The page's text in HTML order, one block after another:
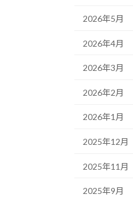
2026年5月
2026年4月
2026年3月
2026年2月
2026年1月
2025年12月
2025年11月
2025年9月